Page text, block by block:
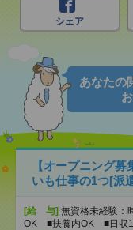
シェア
あなたの
【オープニング
いも仕事の1つ[派
[給 与] 無資格未経験
OK ■扶養内OK ■日収1